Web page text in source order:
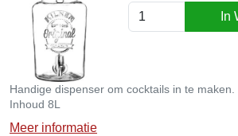
In
Handige dispenser om cocktails in te maken.
Inhoud 8L
Meer informatie